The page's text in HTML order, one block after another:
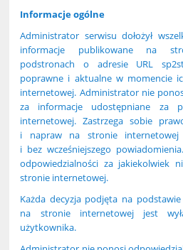
Informacje ogólne
Administrator serwisu dołożył
informacje publikowane na
podstronach o adresie URL
poprawne i aktualne w momencie
internetowej. Administrator nie
za informacje udostępniane za
internetowej. Zastrzega sobie
i napraw na stronie
i bez wcześniejszego
odpowiedzialności za jakiekolwiek
stronie internetowej.
Każda decyzja podjęta na
na stronie internetowej jest
użytkownika.